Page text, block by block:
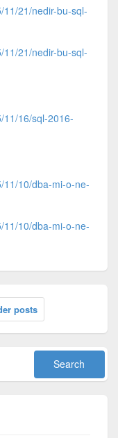
11/21/nedir-bu-sql-
11/21/nedir-bu-sql-
11/16/sql-2016-
11/10/dba-mi-o-ne-
11/10/dba-mi-o-ne-
posts